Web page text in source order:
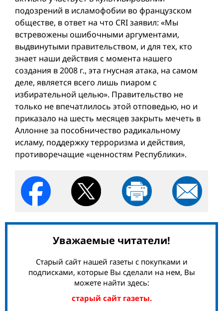
подозрений в исламофобии во французском
обществе, в ответ на что CRI заявил: «Мы
встревожены ошибочными аргументами,
выдвинутыми правительством, и для тех, кто
знает наши действия с момента нашего
создания в 2008 г., эта гнусная атака, на самом
деле, является всего лишь пиаром с
избирательной целью». Правительство не
только не впечатлилось этой отповедью, но и
приказало на шесть месяцев закрыть мечеть в
Аллонне за пособничество радикальному
исламу, поддержку терроризма и действия,
противоречащие «ценностям Республики».
Уважаемые читатели!
Старый сайт нашей газеты с покупками и
подписками, которые Вы сделали на нем, Вы
можете найти здесь:
старый сайт газеты.